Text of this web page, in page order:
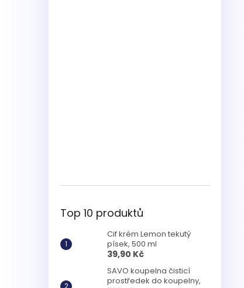
Top 10 produktů
Cif krém Lemon tekutý
písek, 500 ml
39,90 Kč
SAVO koupelna čisticí
prostředek do koupelny,